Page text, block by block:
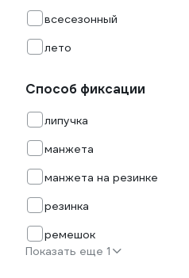
всесезонный
лето
Способ фиксации
липучка
манжета
манжета на резинке
резинка
ремешок
Показать еще 1